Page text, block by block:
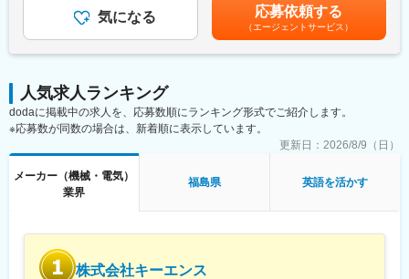
主要な市場は国内以外にも、米州／欧州／中国／ASEAN／インド
など拡大しており、車載／民生／産業機器など多岐にわたる製品
を保有し、幅広い業界と取引を行っています。また、従業員の方
変更の範囲：会社の定める業務
（1）生産設備・工程の設計および改善
（現状分析、課題抽出、改善提案・実行）
（2）新規設備の導入・立ち上げ、既存設備の改良・保全
（レイアウト設計、仕様検討、立ち上げ対応など）
（工程改善、省人化、自動化の推進）
（4）関連部署（設計・製造・品質・営業）との連携
および現場への技術支援
■組織構成
現在、2名程度のメンバーが在籍しております。
コツコツと日々の業務を遂行しつつも、少しの違和感があれば相
■働きやすい環境
・お子様がいて働いている方がほとんどです。育休取得制度もあ
る可能性があります。月給(月額)は固定手当を含めた表記です。
気になる 応募依頼する
（エージェントサービス）
人気求人ランキング
dodaに掲載中の求人を、応募数順にランキング形式でご紹介します。
※応募数が同数の場合は、新着順に表示しています。
更新日： 2026/8/9（日）
メーカー（機械・電気）
業界
福島県 英語を活かす
株式会社キーエンス